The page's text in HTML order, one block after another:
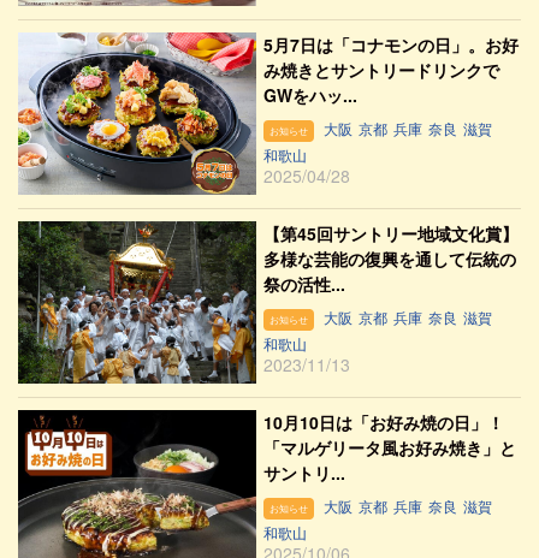
5月7日は「コナモンの日」。お好
み焼きとサントリードリンクで
GWをハッ...
お知らせ 大阪 京都 兵庫 奈良 滋賀
和歌山
2025/04/28
【第45回サントリー地域文化賞】
多様な芸能の復興を通して伝統の
祭の活性...
お知らせ 大阪 京都 兵庫 奈良 滋賀
和歌山
2023/11/13
10月10日は「お好み焼の日」！
「マルゲリータ風お好み焼き」と
サントリ...
お知らせ 大阪 京都 兵庫 奈良 滋賀
和歌山